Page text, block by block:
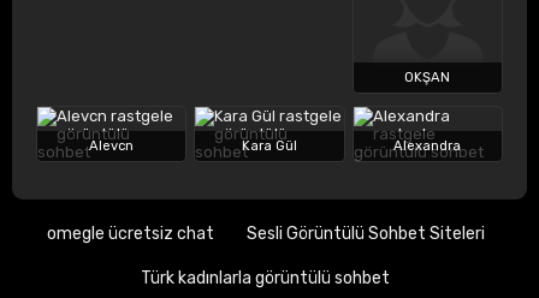
OKŞAN
Alevcn Kara Gül Alexandra
omegle ücretsiz chat Sesli Görüntülü Sohbet Siteleri
Türk kadınlarla görüntülü sohbet